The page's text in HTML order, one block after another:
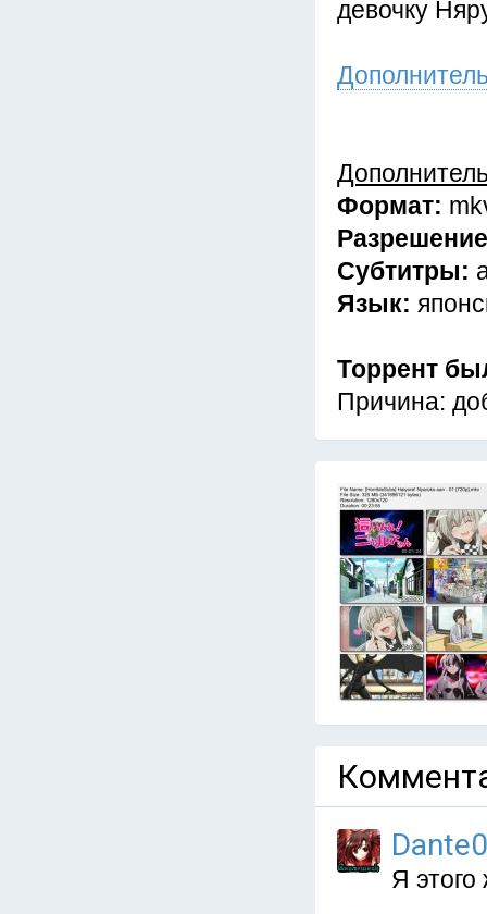
девочку
Формат:
Субтитры:
Язык:
Торрент
Причина:
Я